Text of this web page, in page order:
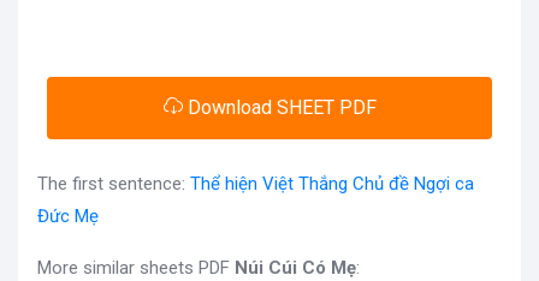
Download SHEET PDF
The first sentence: Thể hiện Việt Thắng Chủ đề Ngợi ca
Đức Mẹ
More similar sheets PDF Núi Cúi Có Mẹ: